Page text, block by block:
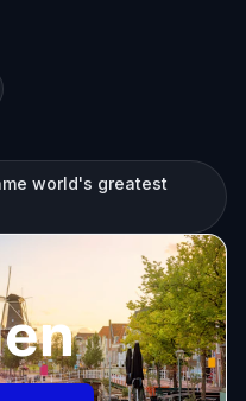
world's greatest